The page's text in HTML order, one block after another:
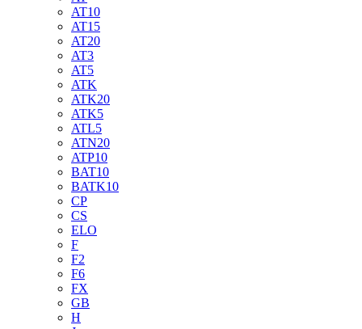
AT10
AT15
AT20
AT3
AT5
ATK
ATK20
ATK5
ATL5
ATN20
ATP10
BAT10
BATK10
CP
CS
ELO
F
F2
F6
FX
GB
H